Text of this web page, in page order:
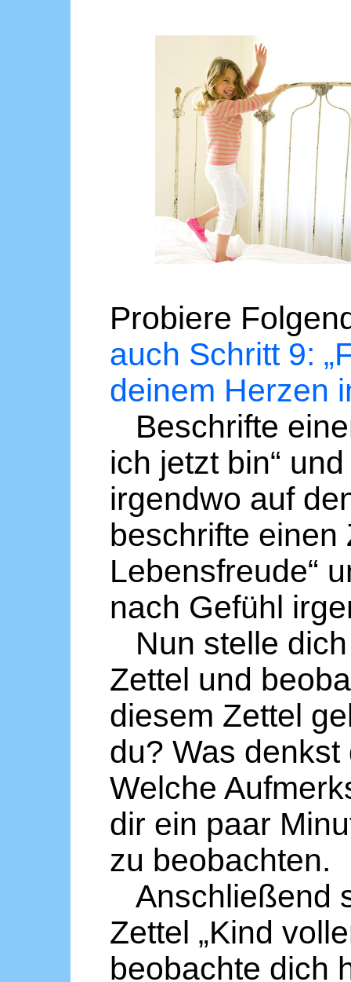
Probiere
auch Schritt 9:
deinem Herzen
Beschrifte
ich jetzt bin“
irgendwo auf
beschrifte einen
Lebensfreude“
nach Gefühl
Nun stelle
Zettel und
diesem Zettel
du? Was
Welche
dir ein paar
zu beobachten.
Anschließend
Zettel „Kind
beobachte dich